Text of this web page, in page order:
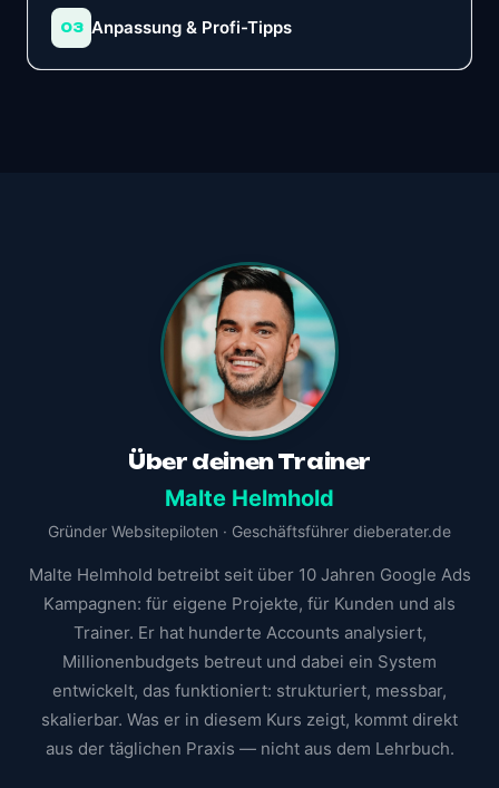
03 Anpassung & Profi-Tipps
Über deinen Trainer
Malte Helmhold
Gründer Websitepiloten · Geschäftsführer dieberater.de
Malte Helmhold betreibt seit über 10 Jahren Google Ads
Kampagnen: für eigene Projekte, für Kunden und als
Trainer. Er hat hunderte Accounts analysiert,
Millionenbudgets betreut und dabei ein System
entwickelt, das funktioniert: strukturiert, messbar,
skalierbar. Was er in diesem Kurs zeigt, kommt direkt
aus der täglichen Praxis — nicht aus dem Lehrbuch.